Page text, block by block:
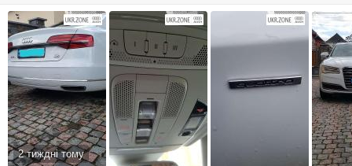
2 тиждні тому